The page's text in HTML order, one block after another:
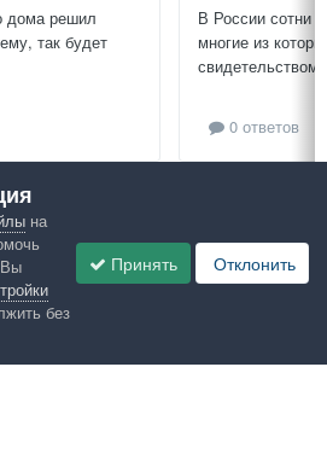
дома решил
так будет
В России сотни
многие из
свидетельством
0 ответов
всё
на
Вы
без
Принять Отклонить